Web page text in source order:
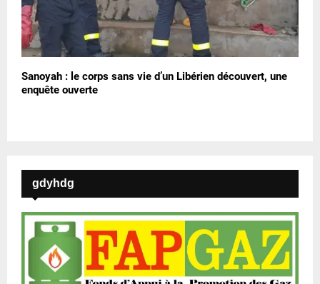
Sanoyah : le corps sans vie d’un Libérien découvert, une
enquête ouverte
gdyhdg